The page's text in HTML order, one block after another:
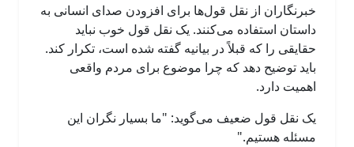
خبرنگاران از نقل قول‌ها برای افزودن صدای انسانی به
داستان استفاده می‌کنند. یک نقل قول خوب نباید
حقایقی را که قبلاً در بیانیه گفته شده است، تکرار کند.
باید توضیح دهد که چرا موضوع برای مردم واقعی
اهمیت دارد.
یک نقل قول ضعیف می‌گوید: "ما بسیار نگران این
مسئله هستیم."